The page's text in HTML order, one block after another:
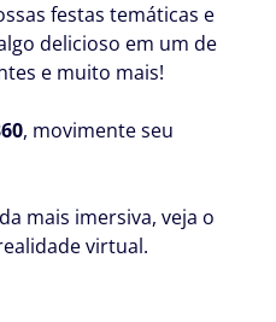
festas temáticas e
delicioso em um de
e muito mais!
, movimente seu
mais imersiva, veja o
virtual.